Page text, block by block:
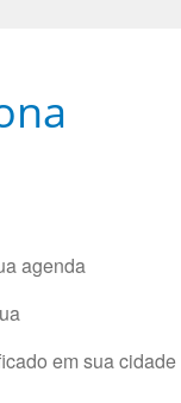
agenda
em sua